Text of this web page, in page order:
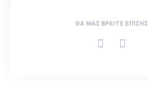
ΘΑ ΜΑΣ ΒΡΕΊΤΕ ΕΠΊΣΗΣ